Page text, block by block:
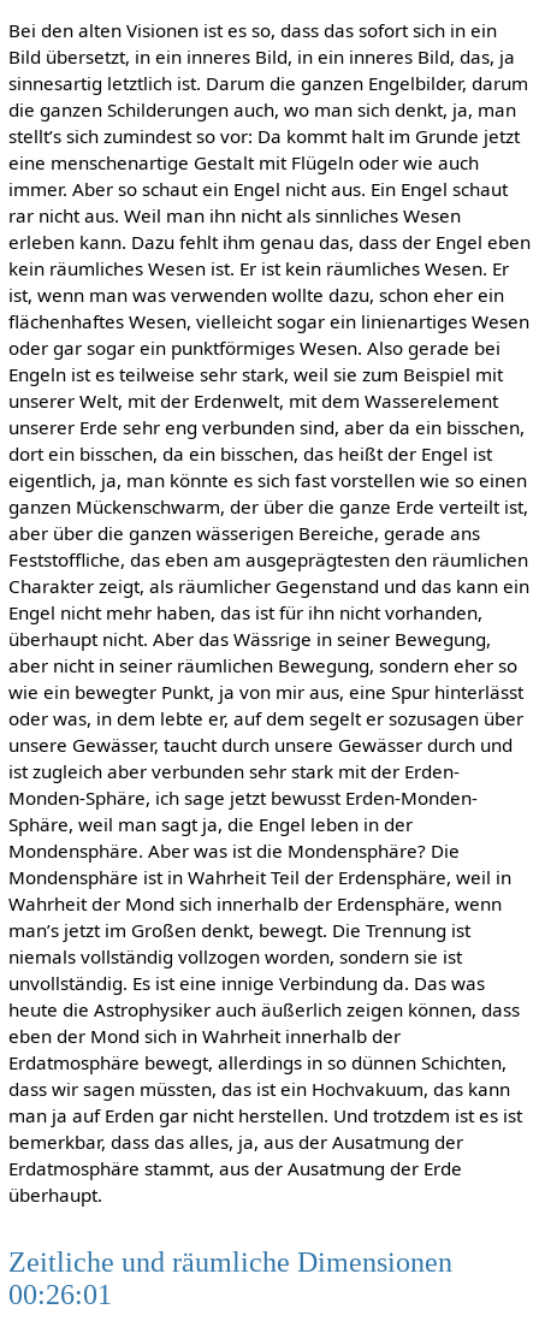
Bei den alten Visionen ist es so, dass das sofort sich in ein
Bild übersetzt, in ein inneres Bild, in ein inneres Bild, das, ja
sinnesartig letztlich ist. Darum die ganzen Engelbilder, darum
die ganzen Schilderungen auch, wo man sich denkt, ja, man
stellt’s sich zumindest so vor: Da kommt halt im Grunde jetzt
eine menschenartige Gestalt mit Flügeln oder wie auch
immer. Aber so schaut ein Engel nicht aus. Ein Engel schaut
rar nicht aus. Weil man ihn nicht als sinnliches Wesen
erleben kann. Dazu fehlt ihm genau das, dass der Engel eben
kein räumliches Wesen ist. Er ist kein räumliches Wesen. Er
ist, wenn man was verwenden wollte dazu, schon eher ein
flächenhaftes Wesen, vielleicht sogar ein linienartiges Wesen
oder gar sogar ein punktförmiges Wesen. Also gerade bei
Engeln ist es teilweise sehr stark, weil sie zum Beispiel mit
unserer Welt, mit der Erdenwelt, mit dem Wasserelement
unserer Erde sehr eng verbunden sind, aber da ein bisschen,
dort ein bisschen, da ein bisschen, das heißt der Engel ist
eigentlich, ja, man könnte es sich fast vorstellen wie so einen
ganzen Mückenschwarm, der über die ganze Erde verteilt ist,
aber über die ganzen wässerigen Bereiche, gerade ans
Feststoffliche, das eben am ausgeprägtesten den räumlichen
Charakter zeigt, als räumlicher Gegenstand und das kann ein
Engel nicht mehr haben, das ist für ihn nicht vorhanden,
überhaupt nicht. Aber das Wässrige in seiner Bewegung,
aber nicht in seiner räumlichen Bewegung, sondern eher so
wie ein bewegter Punkt, ja von mir aus, eine Spur hinterlässt
oder was, in dem lebte er, auf dem segelt er sozusagen über
unsere Gewässer, taucht durch unsere Gewässer durch und
ist zugleich aber verbunden sehr stark mit der Erden-
Monden-Sphäre, ich sage jetzt bewusst Erden-Monden-
Sphäre, weil man sagt ja, die Engel leben in der
Mondensphäre. Aber was ist die Mondensphäre? Die
Mondensphäre ist in Wahrheit Teil der Erdensphäre, weil in
Wahrheit der Mond sich innerhalb der Erdensphäre, wenn
man’s jetzt im Großen denkt, bewegt. Die Trennung ist
niemals vollständig vollzogen worden, sondern sie ist
unvollständig. Es ist eine innige Verbindung da. Das was
heute die Astrophysiker auch äußerlich zeigen können, dass
eben der Mond sich in Wahrheit innerhalb der
Erdatmosphäre bewegt, allerdings in so dünnen Schichten,
dass wir sagen müssten, das ist ein Hochvakuum, das kann
man ja auf Erden gar nicht herstellen. Und trotzdem ist es ist
bemerkbar, dass das alles, ja, aus der Ausatmung der
Erdatmosphäre stammt, aus der Ausatmung der Erde
überhaupt.
Zeitliche und räumliche Dimensionen
00:26:01